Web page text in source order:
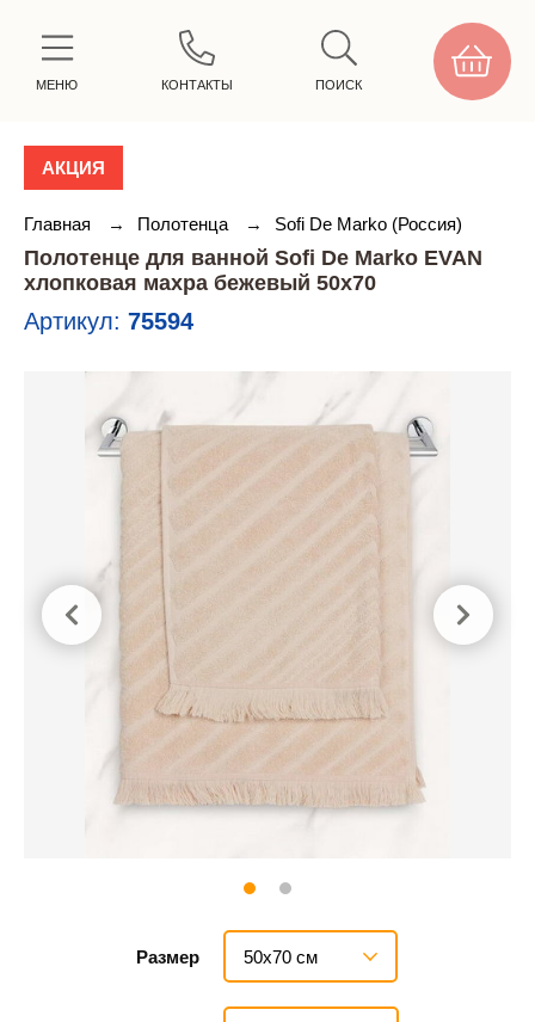
МЕНЮ КОНТАКТЫ ПОИСК
АКЦИЯ
Главная → Полотенца → Sofi De Marko (Россия)
Полотенце для ванной Sofi De Marko EVAN
хлопковая махра бежевый 50х70
Артикул: 75594
Размер 50х70 см